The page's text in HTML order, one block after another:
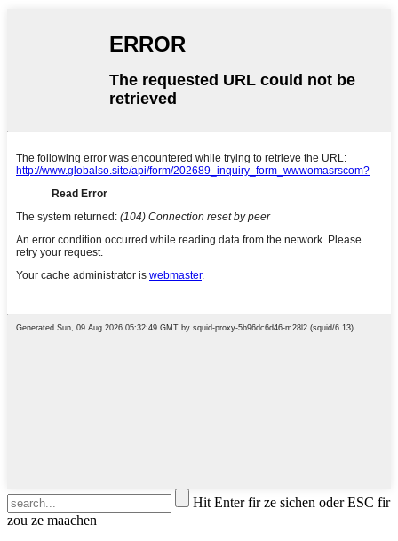
Hit Enter fir ze sichen oder ESC fir
zou ze maachen